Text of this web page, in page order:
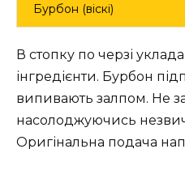
Бурбон (віскі)
В стопку по черзі
інгредієнти. Бурбон
випивають залпом. Не
насолоджуючись
Оригінальна подача